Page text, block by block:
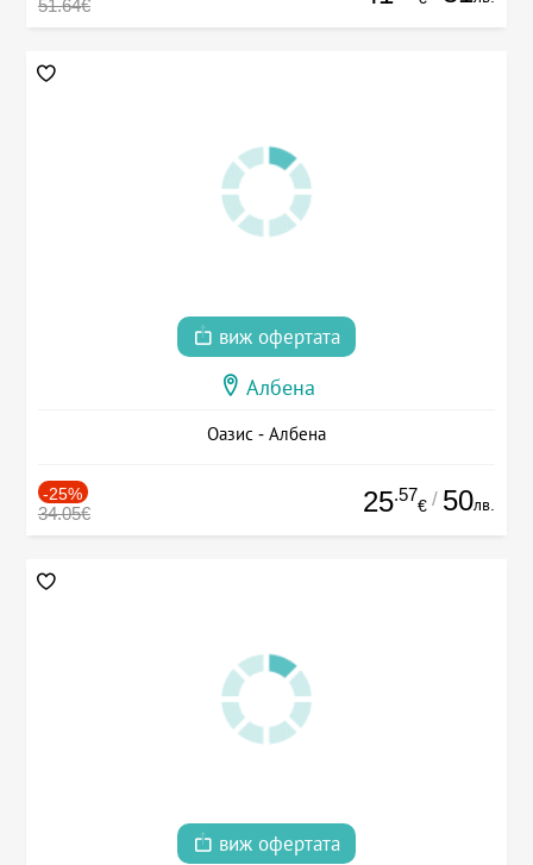
51.64€
виж офертата
Албена
Оазис - Албена
-25%
34.05€ 25.57
€ / 50лв.
виж офертата